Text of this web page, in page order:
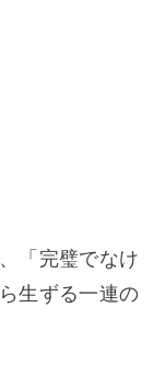
「完璧でなけ
生ずる一連の